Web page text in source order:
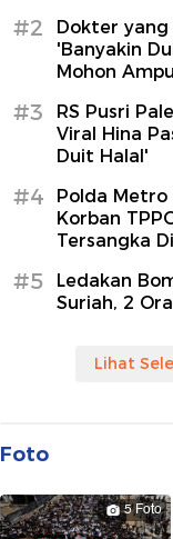
#2
Dokter yang
'Banyakin
Mohon
#3
RS Pusri
Viral Hina
Duit Halal'
#4
Polda Metro
Korban
Tersangka
#5
Ledakan
Suriah, 2
Lihat
Foto
5 Foto